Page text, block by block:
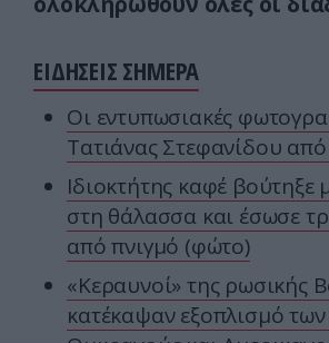
ΕΙΔΗΣΕΙΣ ΣΗΜΕΡΑ
Οι εντυπωσιακές
Τατιάνας Στεφανίδου από
Ιδιοκτήτης καφέ βούτηξε
στη θάλασσα και έσωσε
από πνιγμό (φώτο)
«Κεραυνοί» της ρωσικής
κατέκαψαν εξοπλισμό